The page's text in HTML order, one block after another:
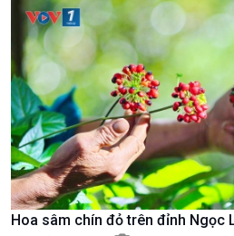
Hoa sâm chín đỏ trên đỉnh Ngọc